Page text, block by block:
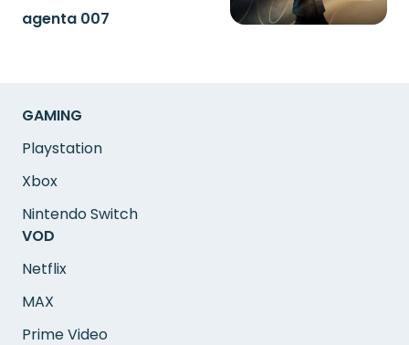
agenta 007
GAMING
Playstation
Xbox
Nintendo Switch
VOD
Netflix
MAX
Prime Video